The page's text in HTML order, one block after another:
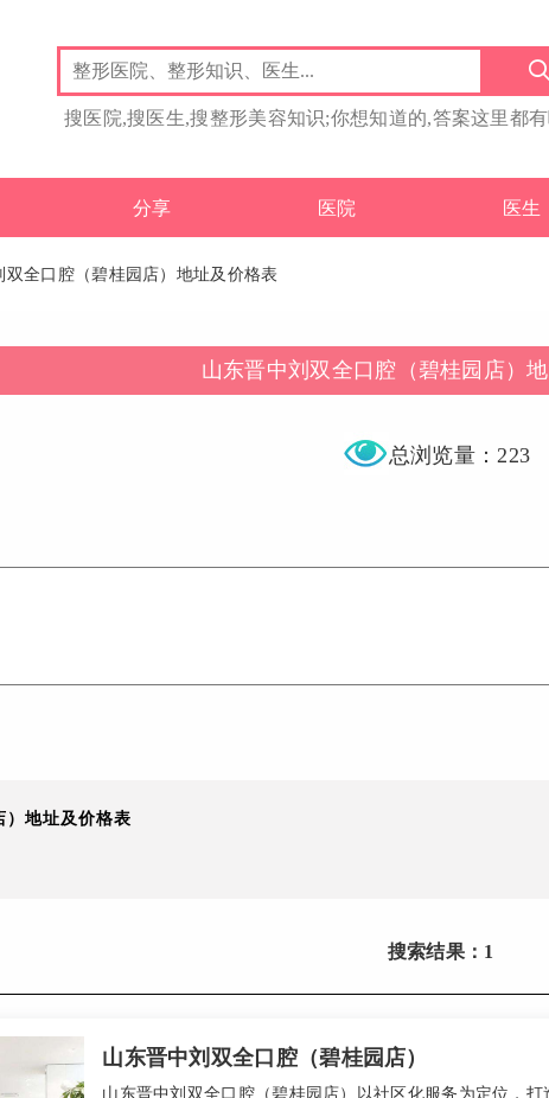
搜医院,搜医生,搜整形美容知识;你想知道的,答案这里都
分享 医院 医生
双全口腔（碧桂园店）地址及价格表
山东晋中刘双全口腔（碧桂园店）
总浏览量：223
）地址及价格表
搜索结果：1
山东晋中刘双全口腔（碧桂园店）
山东晋中刘双全口腔（碧桂园店）以社区化服务为定位，